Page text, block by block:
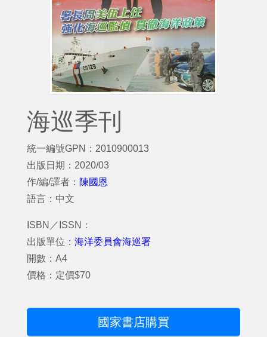
海巡季刊
統一編號GPN：2010900013
出版日期：2020/03
作/編/譯者： 陳國恩
語言：中文
ISBN／ISSN：
出版單位： 海洋委員會海巡署
開數：A4
價格：定價$70
國家書店購買